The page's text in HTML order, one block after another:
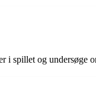
i spillet og undersøge